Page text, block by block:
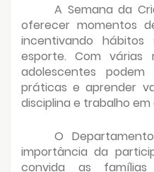
A Semana da
oferecer momentos
incentivando
esporte. Com várias
adolescentes podem
práticas e aprender
disciplina e trabalho em
O
importância da
convida as